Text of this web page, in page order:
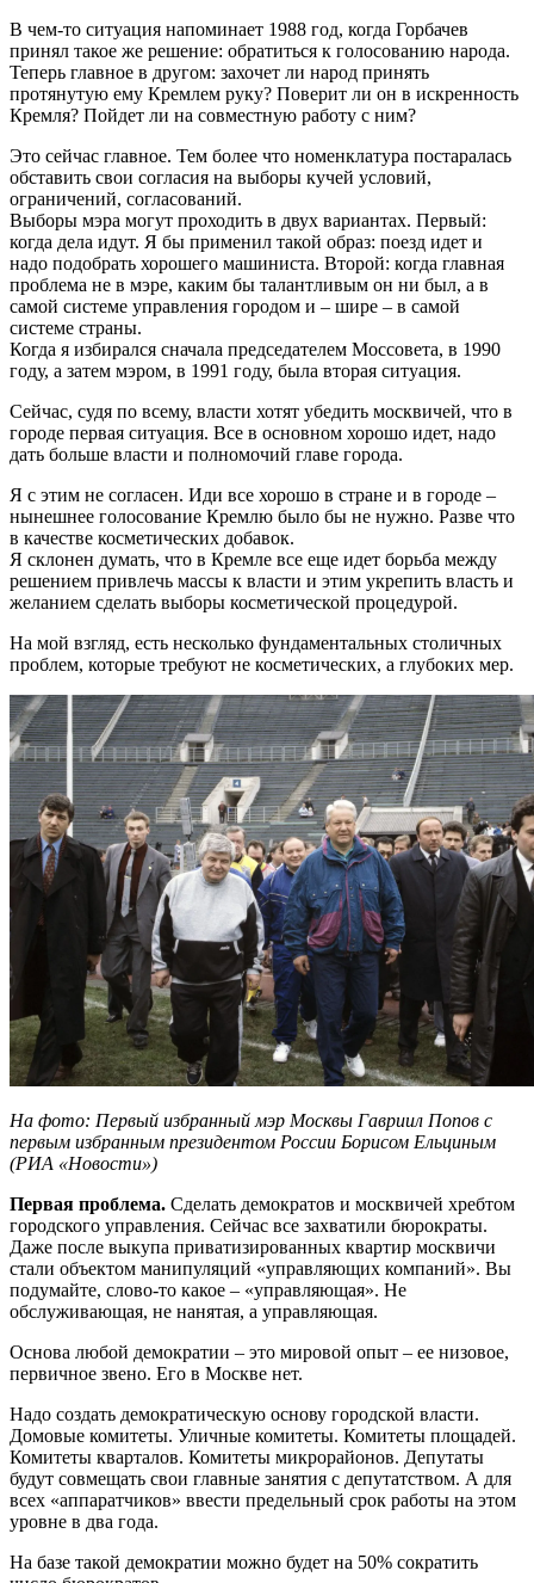
В чем-то ситуация напоминает 1988 год, когда Горбачев
принял такое же решение: обратиться к голосованию народа.
Теперь главное в другом: захочет ли народ принять
протянутую ему Кремлем руку? Поверит ли он в искренность
Кремля? Пойдет ли на совместную работу с ним?
Это сейчас главное. Тем более что номенклатура постаралась
обставить свои согласия на выборы кучей условий,
ограничений, согласований.
Выборы мэра могут проходить в двух вариантах. Первый:
когда дела идут. Я бы применил такой образ: поезд идет и
надо подобрать хорошего машиниста. Второй: когда главная
проблема не в мэре, каким бы талантливым он ни был, а в
самой системе управления городом и – шире – в самой
системе страны.
Когда я избирался сначала председателем Моссовета, в 1990
году, а затем мэром, в 1991 году, была вторая ситуация.
Сейчас, судя по всему, власти хотят убедить москвичей, что в
городе первая ситуация. Все в основном хорошо идет, надо
дать больше власти и полномочий главе города.
Я с этим не согласен. Иди все хорошо в стране и в городе –
нынешнее голосование Кремлю было бы не нужно. Разве что
в качестве косметических добавок.
Я склонен думать, что в Кремле все еще идет борьба между
решением привлечь массы к власти и этим укрепить власть и
желанием сделать выборы косметической процедурой.
На мой взгляд, есть несколько фундаментальных столичных
проблем, которые требуют не косметических, а глубоких мер.
На фото: Первый избранный мэр Москвы Гавриил Попов с
первым избранным президентом России Борисом Ельциным
(РИА «Новости»)
Первая проблема. Сделать демократов и москвичей хребтом
городского управления. Сейчас все захватили бюрократы.
Даже после выкупа приватизированных квартир москвичи
стали объектом манипуляций «управляющих компаний». Вы
подумайте, слово-то какое – «управляющая». Не
обслуживающая, не нанятая, а управляющая.
Основа любой демократии – это мировой опыт – ее низовое,
первичное звено. Его в Москве нет.
Надо создать демократическую основу городской власти.
Домовые комитеты. Уличные комитеты. Комитеты площадей.
Комитеты кварталов. Комитеты микрорайонов. Депутаты
будут совмещать свои главные занятия с депутатством. А для
всех «аппаратчиков» ввести предельный срок работы на этом
уровне в два года.
На базе такой демократии можно будет на 50% сократить